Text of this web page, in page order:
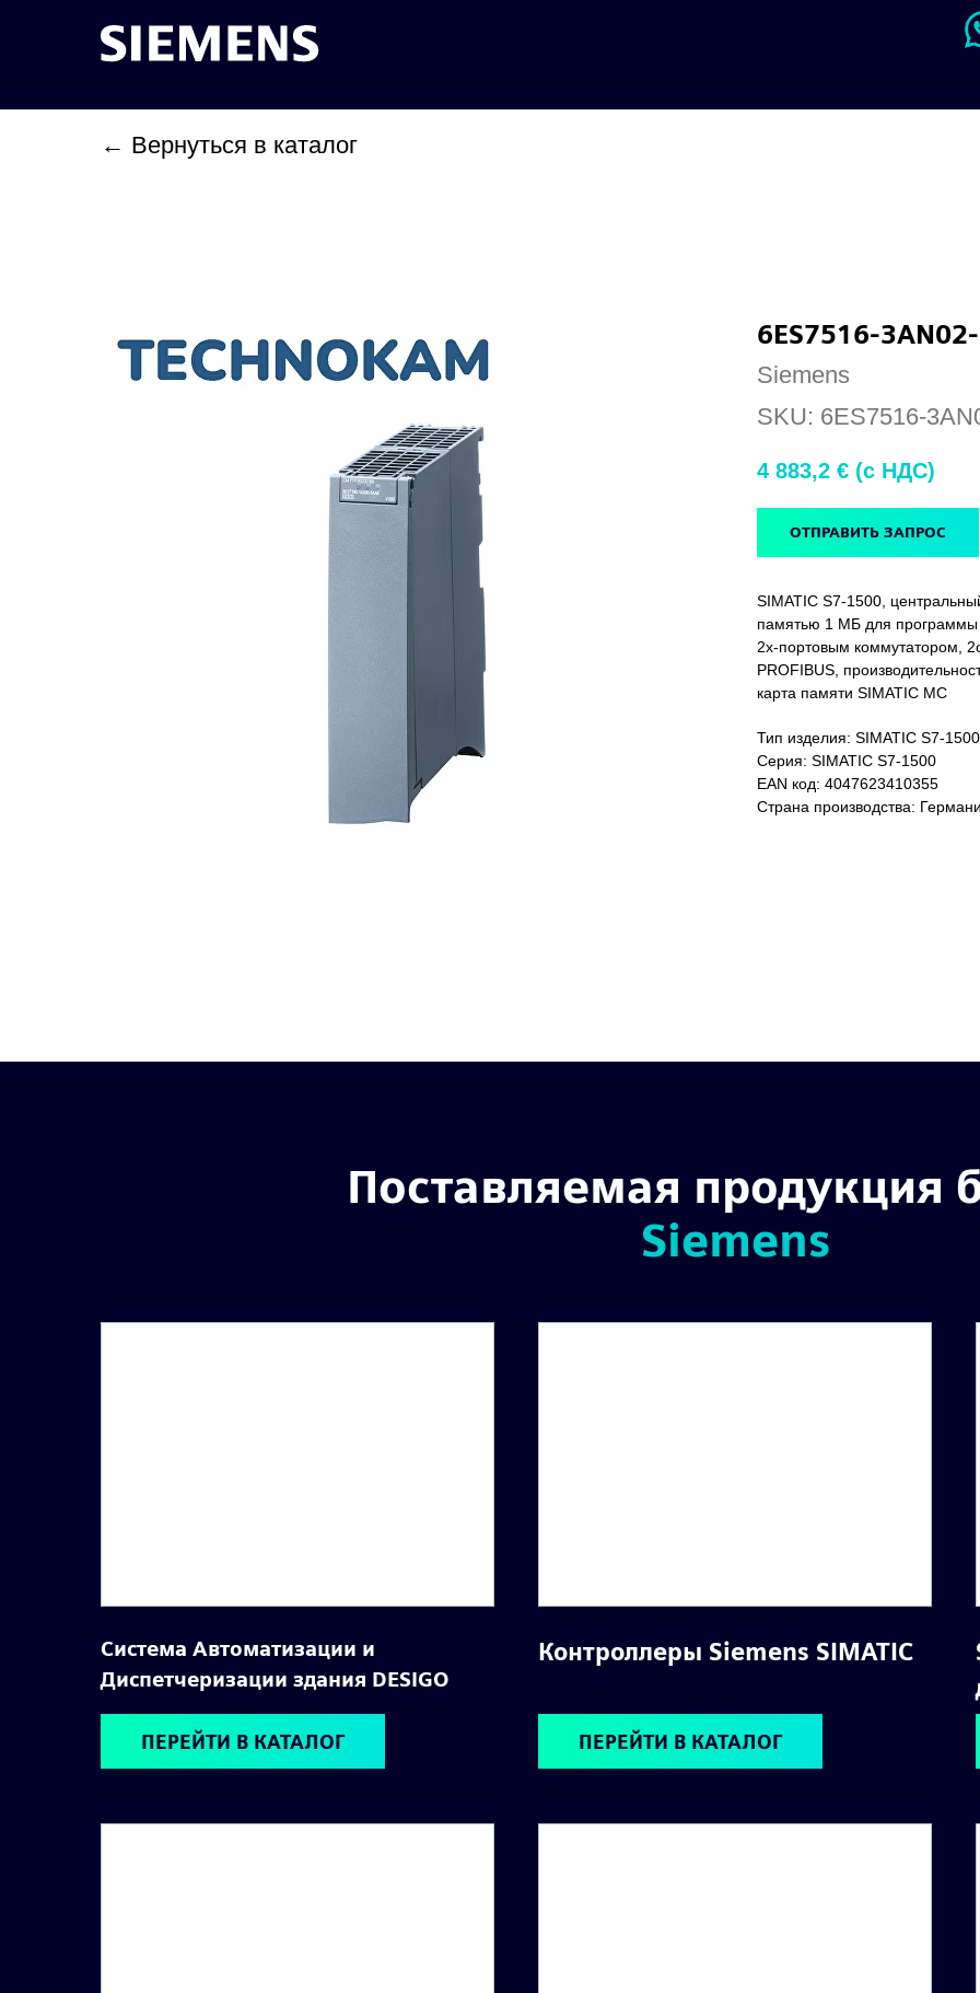
← Вернуться в каталог
6ES7516-
Siemens
SKU: 6ES7516-
4 883,2 € (c НДС)
ОТПРАВИТЬ ЗАПРОС
SIMATIC S7-1500,
памятью 1 МБ для
2х-портовым коммутатором,
PROFIBUS,
карта памяти SIMATIC MC
Тип изделия: SIMATIC S7-
Серия: SIMATIC S7-1500
EAN код: 4047623410355
Страна производства:
Поставляемая продукция
Siemens
Система Автоматизации и
Диспетчеризации здания DESIGO
Контроллеры Siemens SIMATIC
ПЕРЕЙТИ В КАТАЛОГ ПЕРЕЙТИ В КАТАЛОГ